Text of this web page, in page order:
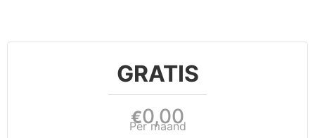
GRATIS
€0,00
Per maand